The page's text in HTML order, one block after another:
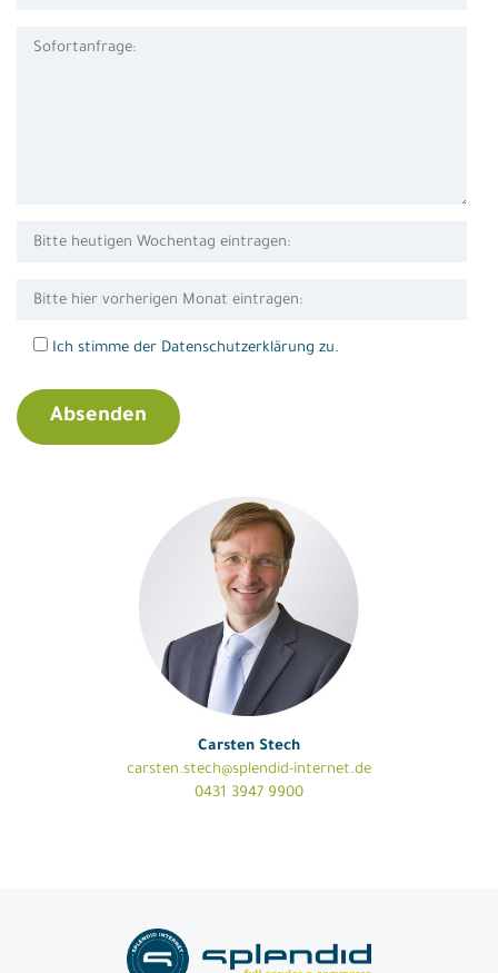
Ich stimme der Datenschutzerklärung zu.
Carsten Stech
carsten.stech@splendid-internet.de
0431 3947 9900